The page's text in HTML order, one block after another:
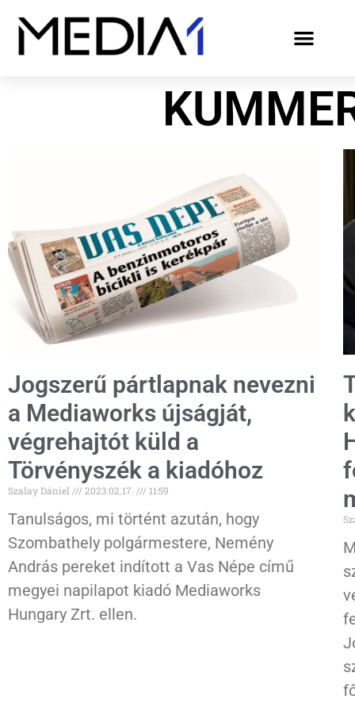
Jogszerű pártlapnak nevezni
a Mediaworks újságját,
végrehajtót küld a
Törvényszék a kiadóhoz
Szalay Dániel 2023.02.17. 11:59
Tanulságos, mi történt azután, hogy
Szombathely polgármestere, Nemény
András pereket indított a Vas Népe című
megyei napilapot kiadó Mediaworks
Hungary Zrt. ellen.